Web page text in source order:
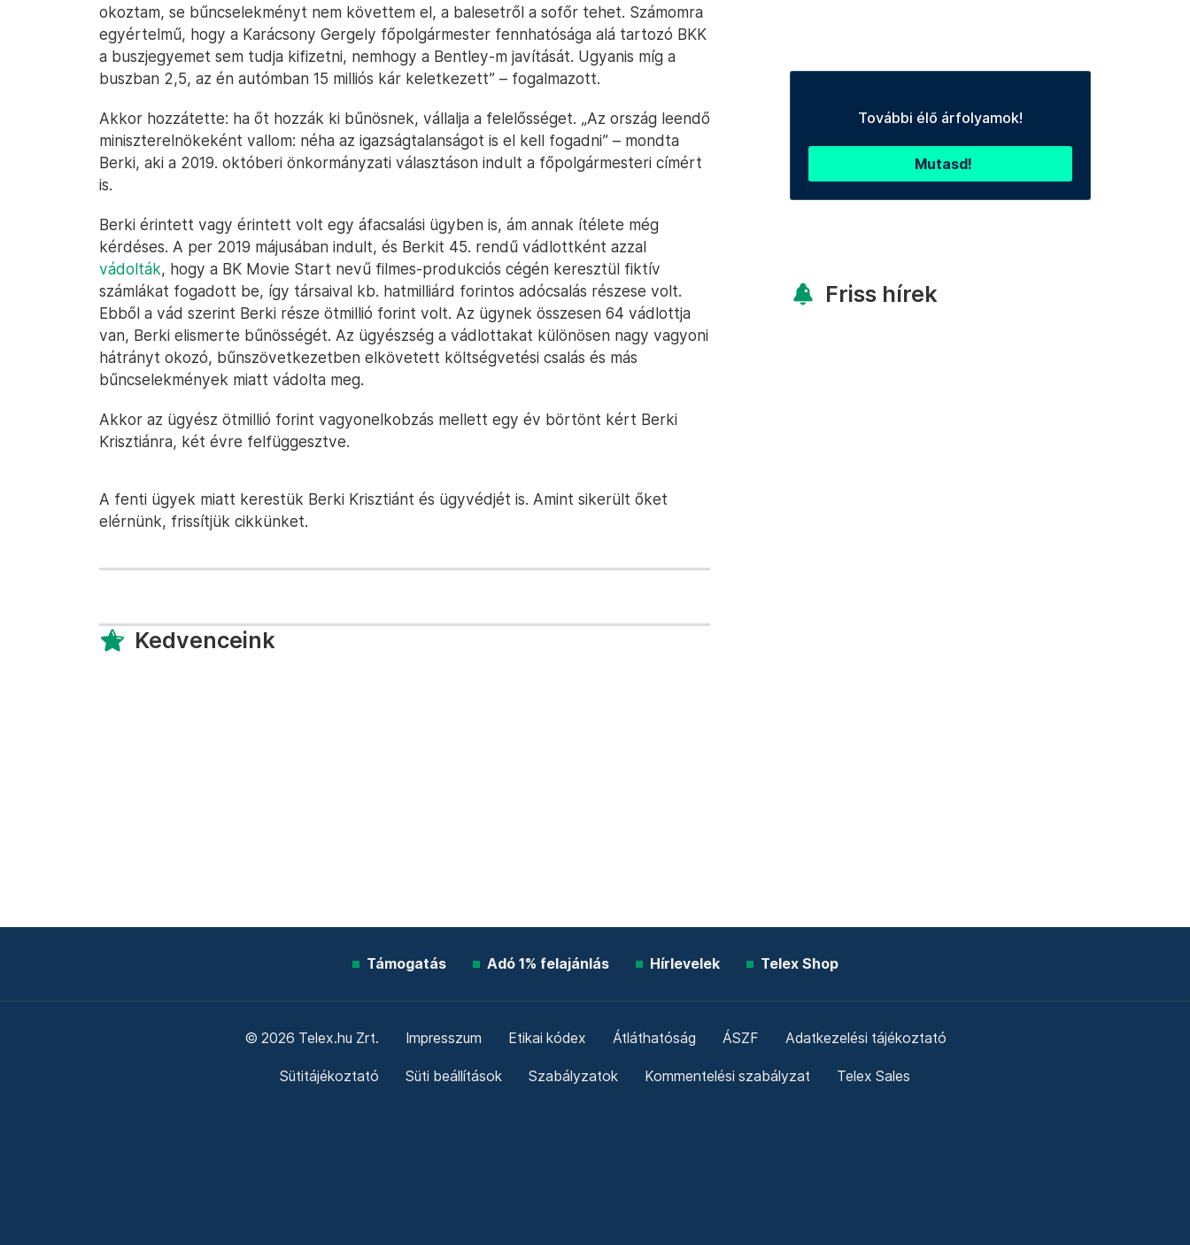
okoztam, se bűncselekményt nem követtem el, a balesetről a sofőr tehet. Számomra
egyértelmű, hogy a Karácsony Gergely főpolgármester fennhatósága alá tartozó BKK
a buszjegyemet sem tudja kifizetni, nemhogy a Bentley-m javítását. Ugyanis míg a
buszban 2,5, az én autómban 15 milliós kár keletkezett” – fogalmazott.
Akkor hozzátette: ha őt hozzák ki bűnösnek, vállalja a felelősséget. „Az ország leendő
miniszterelnökeként vallom: néha az igazságtalanságot is el kell fogadni” – mondta
Berki, aki a 2019. októberi önkormányzati választáson indult a főpolgármesteri címért
is.
Berki érintett vagy érintett volt egy áfacsalási ügyben is, ám annak ítélete még
kérdéses. A per 2019 májusában indult, és Berkit 45. rendű vádlottként azzal
vádolták, hogy a BK Movie Start nevű filmes-produkciós cégén keresztül fiktív
számlákat fogadott be, így társaival kb. hatmilliárd forintos adócsalás részese volt.
Ebből a vád szerint Berki része ötmillió forint volt. Az ügynek összesen 64 vádlottja
van, Berki elismerte bűnösségét. Az ügyészség a vádlottakat különösen nagy vagyoni
hátrányt okozó, bűnszövetkezetben elkövetett költségvetési csalás és más
bűncselekmények miatt vádolta meg.
Akkor az ügyész ötmillió forint vagyonelkobzás mellett egy év börtönt kért Berki
Krisztiánra, két évre felfüggesztve.
A fenti ügyek miatt kerestük Berki Krisztiánt és ügyvédjét is. Amint sikerült őket
elérnünk, frissítjük cikkünket.
Kedvenceink
További élő árfolyamok!
Mutasd!
Friss hírek
Támogatás Adó 1% felajánlás Hírlevelek Telex Shop
© 2026 Telex.hu Zrt. Impresszum Etikai kódex Átláthatóság ÁSZF Adatkezelési tájékoztató
Sütitájékoztató Süti beállítások Szabályzatok Kommentelési szabályzat Telex Sales